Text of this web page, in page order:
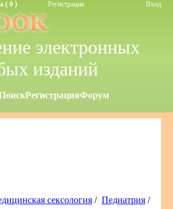
( 0 ) Регистрация Вход
электронных
изданий
РегистрацияФорум
сексология / Педиатрия /